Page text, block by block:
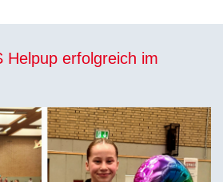
Helpup erfolgreich im